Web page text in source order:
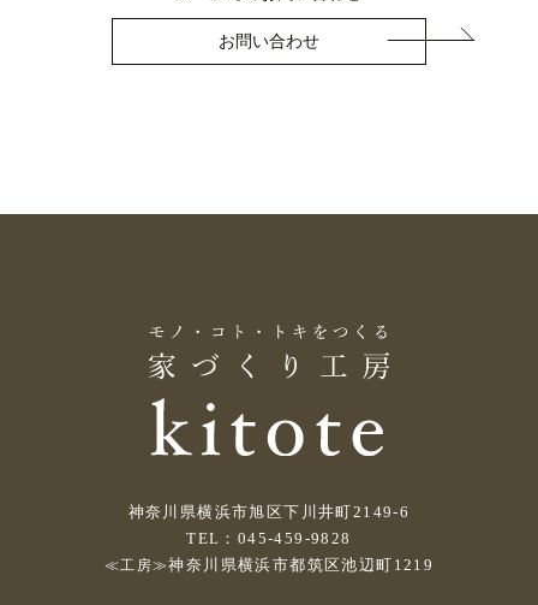
お問い合わせ
神奈川県横浜市旭区下川井町2149-6
TEL：045-459-9828
≪工房≫神奈川県横浜市都筑区池辺町1219